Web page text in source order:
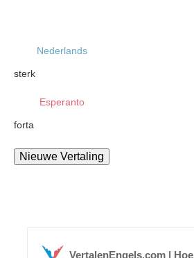
Nederlands
sterk
Esperanto
forta
VertalenEngels.com |